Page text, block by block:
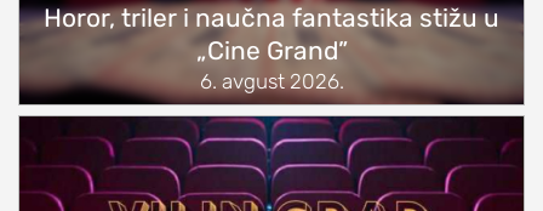
Horor, triler i naučna fantastika stižu u
„Cine Grand”
6. avgust 2026.